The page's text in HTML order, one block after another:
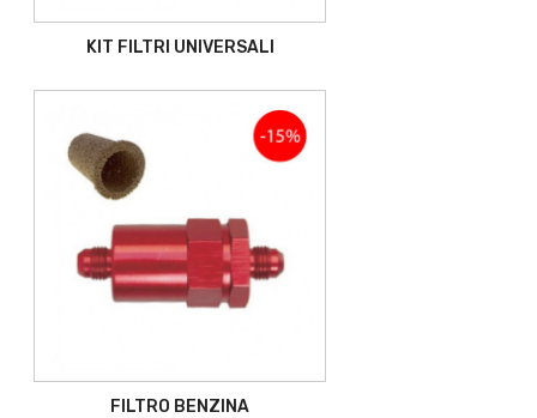
KIT FILTRI UNIVERSALI
FILTRO BENZINA